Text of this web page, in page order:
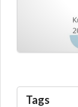
Tags